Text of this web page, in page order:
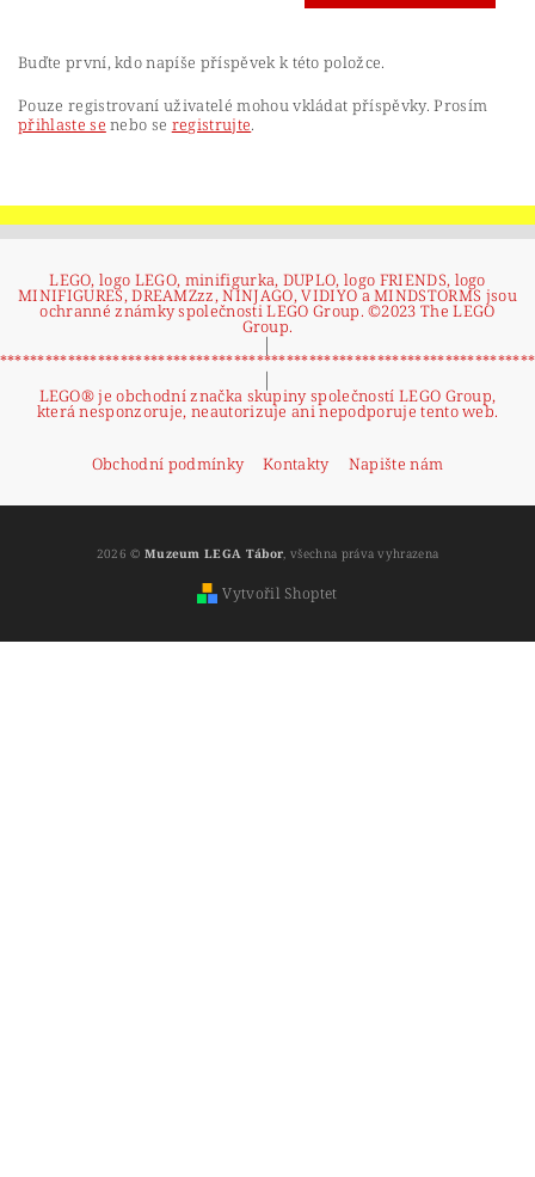
Buďte první, kdo napíše příspěvek k této položce.
Pouze registrovaní uživatelé mohou vkládat příspěvky. Prosím
přihlaste se nebo se registrujte.
LEGO, logo LEGO, minifigurka, DUPLO, logo FRIENDS, logo
MINIFIGURES, DREAMZzz, NINJAGO, VIDIYO a MINDSTORMS jsou
ochranné známky společnosti LEGO Group. ©2023 The LEGO
Group.
|
|
LEGO® je obchodní značka skupiny společností LEGO Group,
která nesponzoruje, neautorizuje ani nepodporuje tento web.
Obchodní podmínky Kontakty Napište nám
2026 © Muzeum LEGA Tábor, všechna práva vyhrazena
Vytvořil Shoptet